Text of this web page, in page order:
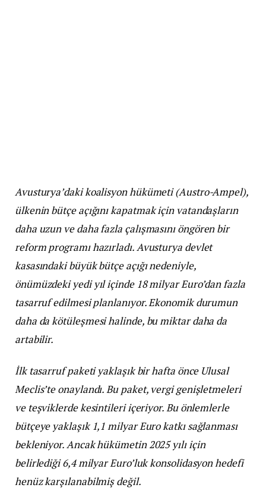
Avusturya’daki koalisyon hükümeti (Austro-Ampel),
ülkenin bütçe açığını kapatmak için vatandaşların
daha uzun ve daha fazla çalışmasını öngören bir
reform programı hazırladı. Avusturya devlet
kasasındaki büyük bütçe açığı nedeniyle,
önümüzdeki yedi yıl içinde 18 milyar Euro’dan fazla
tasarruf edilmesi planlanıyor. Ekonomik durumun
daha da kötüleşmesi halinde, bu miktar daha da
artabilir.
İlk tasarruf paketi yaklaşık bir hafta önce Ulusal
Meclis’te onaylandı. Bu paket, vergi genişletmeleri
ve teşviklerde kesintileri içeriyor. Bu önlemlerle
bütçeye yaklaşık 1,1 milyar Euro katkı sağlanması
bekleniyor. Ancak hükümetin 2025 yılı için
belirlediği 6,4 milyar Euro’luk konsolidasyon hedefi
henüz karşılanabilmiş değil.